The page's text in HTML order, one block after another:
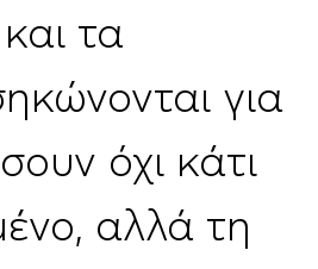
τα
για
όχι κάτι
αλλά τη